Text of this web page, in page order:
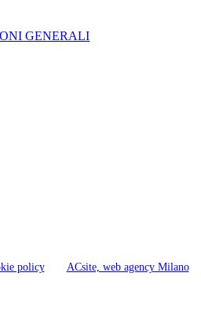
GENERALI
policy| by ACsite, web agency Milano